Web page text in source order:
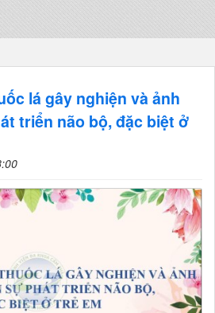
lá gây nghiện và ảnh
triển não bộ, đặc biệt ở